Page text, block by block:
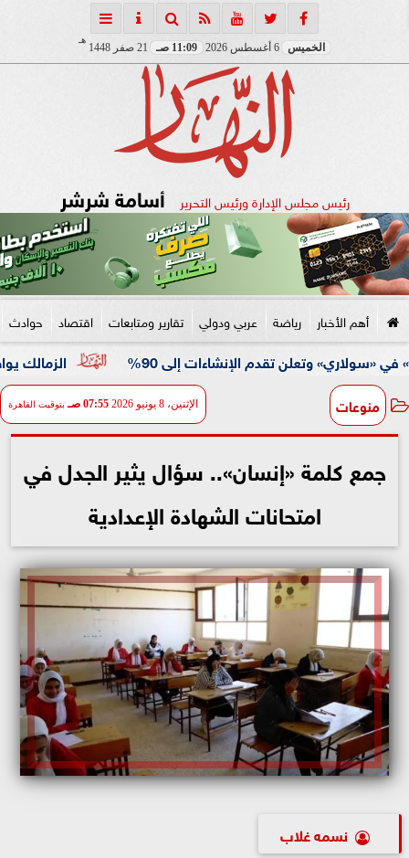
الخميس 11:09 صـ 21 صفر 1448
هـ
رئيس مجلس الإدارة ورئيس التحرير أسامة شرشر
أهم الأخبار رياضة عربي ودولي تقارير ومتابعات اقتصاد حوادث
الزمالك يواصل
منوعات الإثنين، 8 يونيو 2026 07:55 صـ بتوقيت القاهرة
جمع كلمة «إنسان».. سؤال يثير الجدل في
امتحانات الشهادة الإعدادية
نسمه غلاب